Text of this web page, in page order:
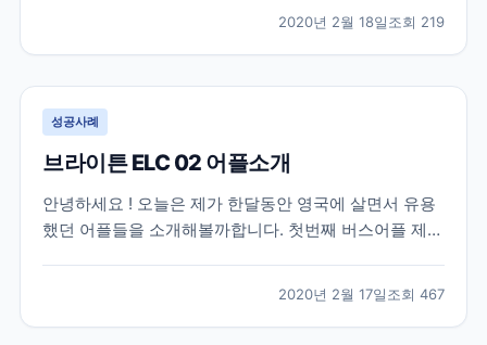
를 경유해서 가야해요! 인천국제공항에서 에어뉴질랜드
타고 오클랜드 갔다가 웰링턴 으로 가는...
2020년 2월 18일조회 219
성공사례
브라이튼 ELC 02 어플소개
안녕하세요 ! 오늘은 제가 한달동안 영국에 살면서 유용
했던 어플들을 소개해볼까합니다. 첫번째 버스어플 제외
buses 먼저 브라이튼과 호브지역 버스어플입니다. 구글
맵을 사용해도 되지만 버스시간 정보는 이 어...
2020년 2월 17일조회 467